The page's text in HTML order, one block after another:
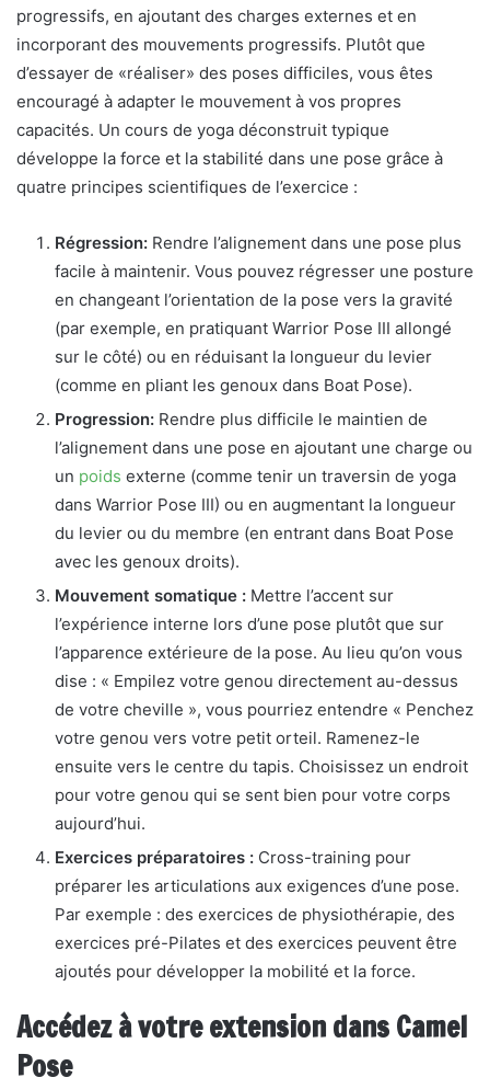
progressifs, en ajoutant des charges externes et en
incorporant des mouvements progressifs. Plutôt que
d’essayer de «réaliser» des poses difficiles, vous êtes
encouragé à adapter le mouvement à vos propres
capacités. Un cours de yoga déconstruit typique
développe la force et la stabilité dans une pose grâce à
quatre principes scientifiques de l’exercice :
Régression: Rendre l’alignement dans une pose plus
facile à maintenir. Vous pouvez régresser une posture
en changeant l’orientation de la pose vers la gravité
(par exemple, en pratiquant Warrior Pose III allongé
sur le côté) ou en réduisant la longueur du levier
(comme en pliant les genoux dans Boat Pose).
Progression: Rendre plus difficile le maintien de
l’alignement dans une pose en ajoutant une charge ou
un poids externe (comme tenir un traversin de yoga
dans Warrior Pose III) ou en augmentant la longueur
du levier ou du membre (en entrant dans Boat Pose
avec les genoux droits).
Mouvement somatique : Mettre l’accent sur
l’expérience interne lors d’une pose plutôt que sur
l’apparence extérieure de la pose. Au lieu qu’on vous
dise : « Empilez votre genou directement au-dessus
de votre cheville », vous pourriez entendre « Penchez
votre genou vers votre petit orteil. Ramenez-le
ensuite vers le centre du tapis. Choisissez un endroit
pour votre genou qui se sent bien pour votre corps
aujourd’hui.
Exercices préparatoires : Cross-training pour
préparer les articulations aux exigences d’une pose.
Par exemple : des exercices de physiothérapie, des
exercices pré-Pilates et des exercices peuvent être
ajoutés pour développer la mobilité et la force.
Accédez à votre extension dans Camel
Pose